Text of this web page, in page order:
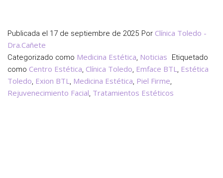
Publicada el 17 de septiembre de 2025 Por Clínica Toledo -
Dra.Cañete
Categorizado como Medicina Estética, Noticias Etiquetado
como Centro Estética, Clínica Toledo, Emface BTL, Estética
Toledo, Exion BTL, Medicina Estética, Piel Firme,
Rejuvenecimiento Facial, Tratamientos Estéticos